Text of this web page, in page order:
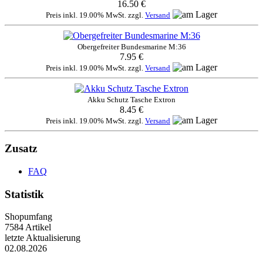
16.50 €
Preis inkl. 19.00% MwSt. zzgl. Versand
Obergefreiter Bundesmarine M:36
7.95 €
Preis inkl. 19.00% MwSt. zzgl. Versand
Akku Schutz Tasche Extron
8.45 €
Preis inkl. 19.00% MwSt. zzgl. Versand
Zusatz
FAQ
Statistik
Shopumfang
7584 Artikel
letzte Aktualisierung
02.08.2026